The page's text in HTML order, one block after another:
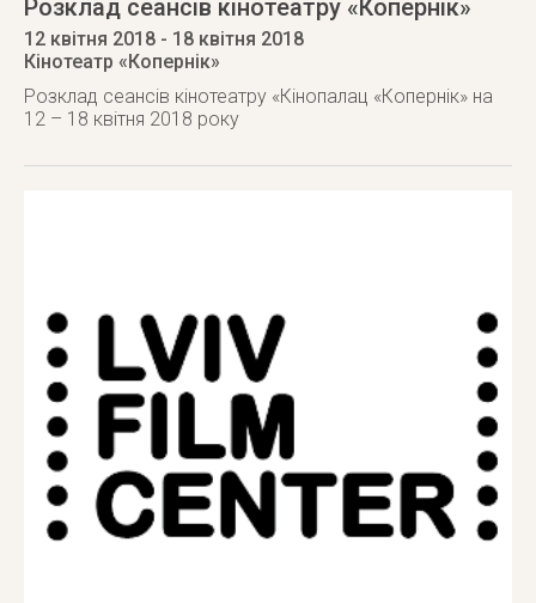
Розклад сеансів кінотеатру «Копернік»
12 квітня 2018 - 18 квітня 2018
Кінотеатр «Копернік»
Розклад сеансів кінотеатру «Кінопалац «Копернік» на
12 – 18 квітня 2018 року